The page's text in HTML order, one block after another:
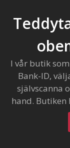
I vår butik
Bank-ID,
självscanna
hand. Butiken